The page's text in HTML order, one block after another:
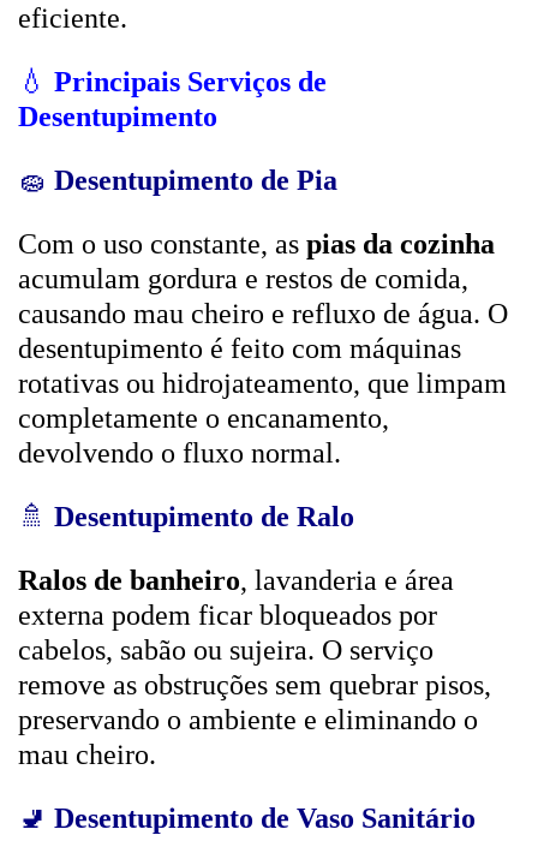
eficiente.
💧 Principais Serviços de
Desentupimento
🧽 Desentupimento de Pia
Com o uso constante, as pias da cozinha
acumulam gordura e restos de comida,
causando mau cheiro e refluxo de água. O
desentupimento é feito com máquinas
rotativas ou hidrojateamento, que limpam
completamente o encanamento,
devolvendo o fluxo normal.
🚿 Desentupimento de Ralo
Ralos de banheiro, lavanderia e área
externa podem ficar bloqueados por
cabelos, sabão ou sujeira. O serviço
remove as obstruções sem quebrar pisos,
preservando o ambiente e eliminando o
mau cheiro.
🚽 Desentupimento de Vaso Sanitário